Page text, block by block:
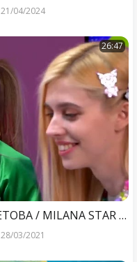
21/04/2024
26:47
НАСТЯ КОШ VS МИЛАНА ХАМЕТОВА / MILANA STAR / ШОУ МИЛАМАНИЯ
28/03/2021